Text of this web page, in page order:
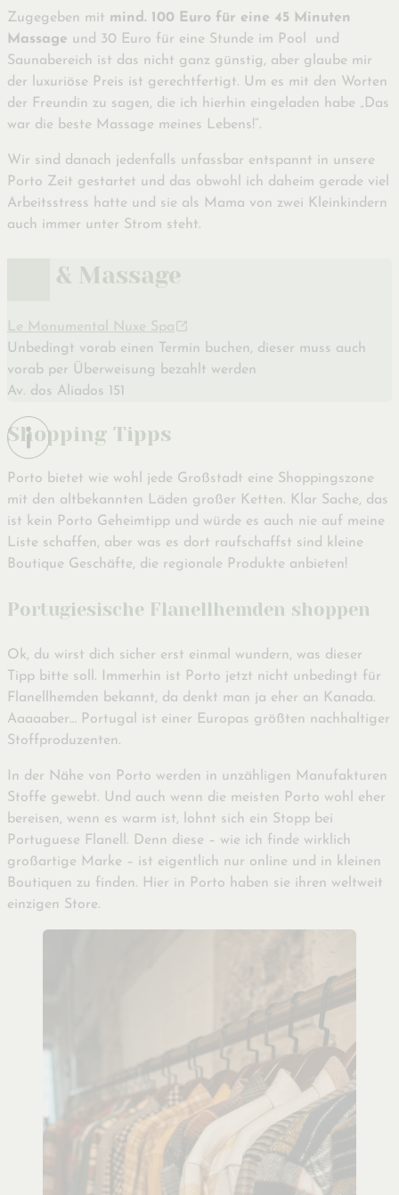
Zugegeben mit mind. 100 Euro für eine 45 Minuten
Massage und 30 Euro für eine Stunde im Pool und
Saunabereich ist das nicht ganz günstig, aber glaube mir
der luxuriöse Preis ist gerechtfertigt. Um es mit den Worten
der Freundin zu sagen, die ich hierhin eingeladen habe „Das
war die beste Massage meines Lebens!“.
Wir sind danach jedenfalls unfassbar entspannt in unsere
Porto Zeit gestartet und das obwohl ich daheim gerade viel
Arbeitsstress hatte und sie als Mama von zwei Kleinkindern
auch immer unter Strom steht.
Spa & Massage
Le Monumental Nuxe Spa
Unbedingt vorab einen Termin buchen, dieser muss auch
vorab per Überweisung bezahlt werden
Av. dos Aliados 151
Shopping Tipps
Porto bietet wie wohl jede Großstadt eine Shoppingszone
mit den altbekannten Läden großer Ketten. Klar Sache, das
ist kein Porto Geheimtipp und würde es auch nie auf meine
Liste schaffen, aber was es dort raufschaffst sind kleine
Boutique Geschäfte, die regionale Produkte anbieten!
Portugiesische Flanellhemden shoppen
Ok, du wirst dich sicher erst einmal wundern, was dieser
Tipp bitte soll. Immerhin ist Porto jetzt nicht unbedingt für
Flanellhemden bekannt, da denkt man ja eher an Kanada.
Aaaaaber… Portugal ist einer Europas größten nachhaltiger
Stoffproduzenten.
In der Nähe von Porto werden in unzähligen Manufakturen
Stoffe gewebt. Und auch wenn die meisten Porto wohl eher
bereisen, wenn es warm ist, lohnt sich ein Stopp bei
Portuguese Flanell. Denn diese – wie ich finde wirklich
großartige Marke – ist eigentlich nur online und in kleinen
Boutiquen zu finden. Hier in Porto haben sie ihren weltweit
einzigen Store.